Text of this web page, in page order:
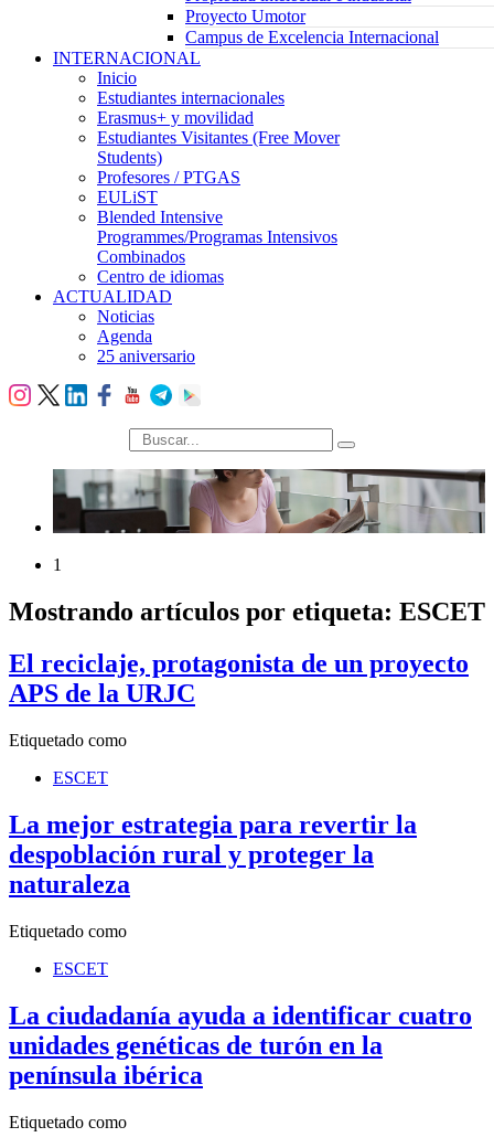
Proyecto Umotor
Campus de Excelencia Internacional
INTERNACIONAL
Inicio
Estudiantes internacionales
Erasmus+ y movilidad
Estudiantes Visitantes (Free Mover
Students)
Profesores / PTGAS
EULiST
Blended Intensive
Programmes/Programas Intensivos
Combinados
Centro de idiomas
ACTUALIDAD
Noticias
Agenda
25 aniversario
búsqueda
1
Mostrando artículos por etiqueta: ESCET
El reciclaje, protagonista de un proyecto
APS de la URJC
Etiquetado como
ESCET
La mejor estrategia para revertir la
despoblación rural y proteger la
naturaleza
Etiquetado como
ESCET
La ciudadanía ayuda a identificar cuatro
unidades genéticas de turón en la
península ibérica
Etiquetado como